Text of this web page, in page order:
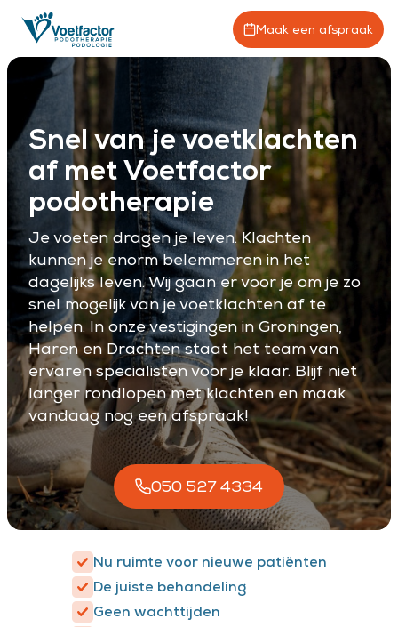
Maak een afspraak
Snel van je voetklachten
af met Voetfactor
podotherapie
Je voeten dragen je leven. Klachten
kunnen je enorm belemmeren in het
dagelijks leven. Wij gaan er voor je om je zo
snel mogelijk van je voetklachten af te
helpen. In onze vestigingen in Groningen,
Haren en Drachten staat het team van
ervaren specialisten voor je klaar. Blijf niet
langer rondlopen met klachten en maak
vandaag nog een afspraak!
050 527 4334
Nu ruimte voor nieuwe patiënten
De juiste behandeling
Geen wachttijden